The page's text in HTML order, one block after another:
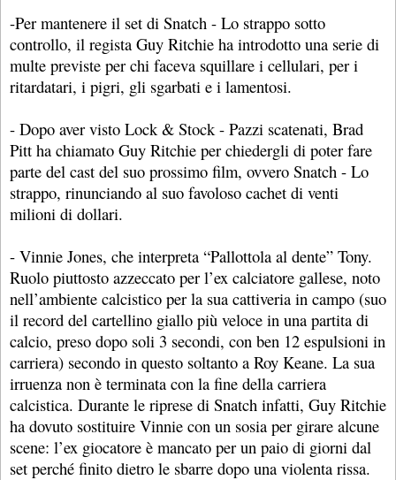
-Per mantenere il set di Snatch - Lo strappo sotto
controllo, il regista Guy Ritchie ha introdotto una serie di
multe previste per chi faceva squillare i cellulari, per i
ritardatari, i pigri, gli sgarbati e i lamentosi.
- Dopo aver visto Lock & Stock - Pazzi scatenati, Brad
Pitt ha chiamato Guy Ritchie per chiedergli di poter fare
parte del cast del suo prossimo film, ovvero Snatch - Lo
strappo, rinunciando al suo favoloso cachet di venti
milioni di dollari.
- Vinnie Jones, che interpreta “Pallottola al dente” Tony.
Ruolo piuttosto azzeccato per l’ex calciatore gallese, noto
nell’ambiente calcistico per la sua cattiveria in campo (suo
il record del cartellino giallo più veloce in una partita di
calcio, preso dopo soli 3 secondi, con ben 12 espulsioni in
carriera) secondo in questo soltanto a Roy Keane. La sua
irruenza non è terminata con la fine della carriera
calcistica. Durante le riprese di Snatch infatti, Guy Ritchie
ha dovuto sostituire Vinnie con un sosia per girare alcune
scene: l’ex giocatore è mancato per un paio di giorni dal
set perché finito dietro le sbarre dopo una violenta rissa.